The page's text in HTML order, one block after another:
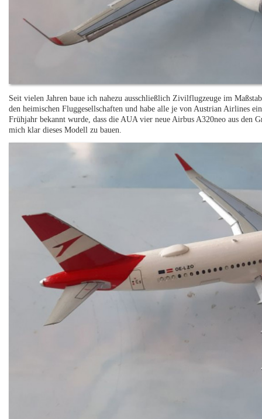
Seit vielen Jahren baue ich nahezu ausschließlich Zivilflugzeuge im
den heimischen Fluggesellschaften und habe alle je von Austrian Airlines
Frühjahr bekannt wurde, dass die AUA vier neue Airbus A320neo aus den
mich klar dieses Modell zu bauen.